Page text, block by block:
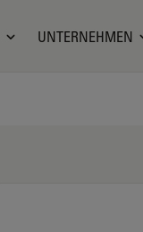
UNTERNEHMEN